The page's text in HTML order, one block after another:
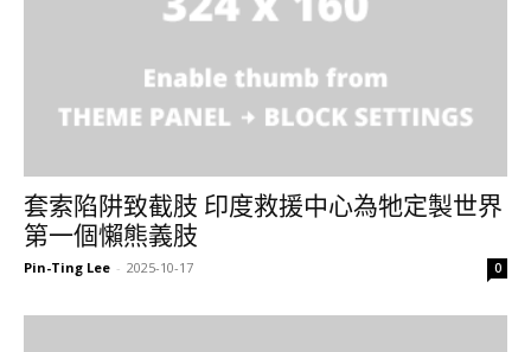
套索陷阱致截肢 印度救援中心為牠定製世界
第一個懶熊義肢
Pin-Ting Lee - 2025-10-17 0